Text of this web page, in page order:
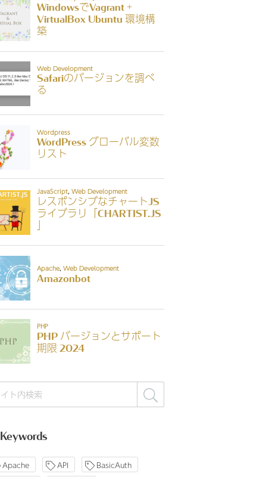
Keywords
Apache API
BasicAuth